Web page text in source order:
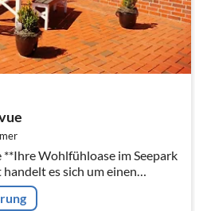
Wohlfühloase im Seepark
es sich um einen
Objekt wurde vom DTV mit